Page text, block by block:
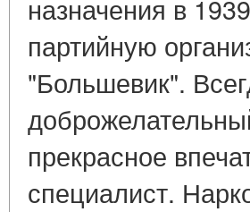
назначения в
партийную
"Большевик".
прекрасное
специалист.